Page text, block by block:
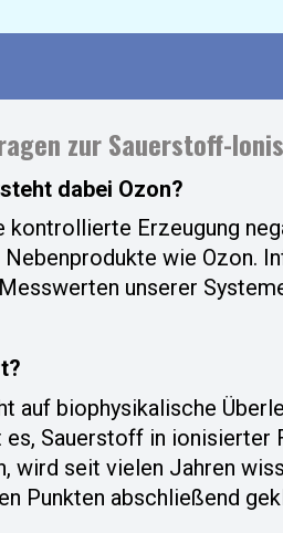
zur Sauerstoff-
dabei Ozon?
Erzeugung
wie Ozon.
unserer
auf biophysikalische
Sauerstoff in
wird seit vielen Jahren
Punkten abschließend